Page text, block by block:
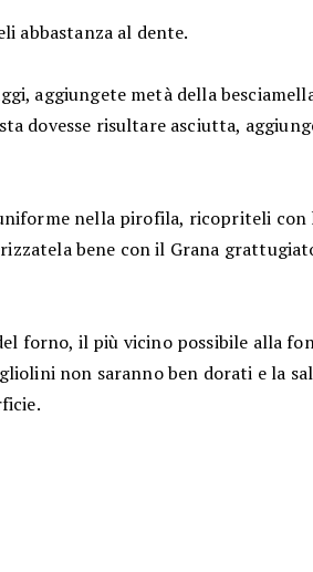
abbastanza al dente.
aggiungete metà della
dovesse risultare asciutta,
nella pirofila, ricopriteli con
bene con il Grana
forno, il più vicino possibile alla
non saranno ben dorati e la